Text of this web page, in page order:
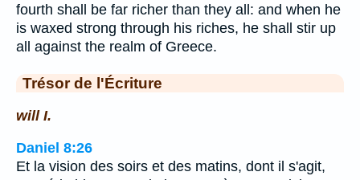
fourth shall be far richer than they all: and when he
is waxed strong through his riches, he shall stir up
all against the realm of Greece.
Trésor de l'Écriture
will I.
Daniel 8:26
Et la vision des soirs et des matins, dont il s'agit,